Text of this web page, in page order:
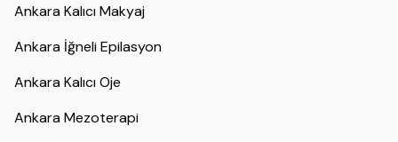
Ankara Kalıcı Makyaj
Ankara İğneli Epilasyon
Ankara Kalıcı Oje
Ankara Mezoterapi